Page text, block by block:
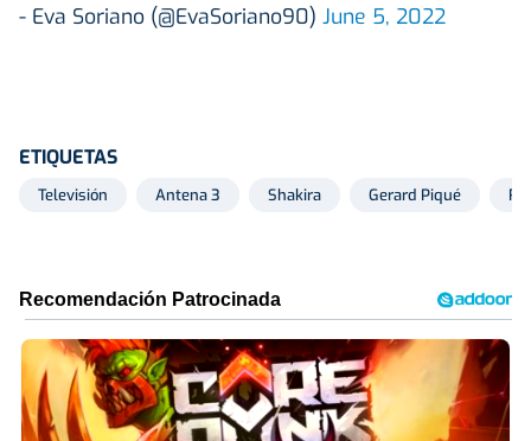
- Eva Soriano (@EvaSoriano90) June 5, 2022
ETIQUETAS
Televisión Antena 3 Shakira Gerard Piqué